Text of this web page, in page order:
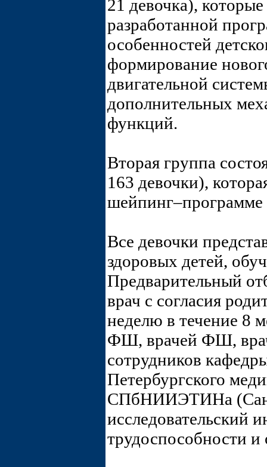
21 девочка),
разработанной
особенностей
формирование
двигательной
дополнительных
функций.
Вторая группа
163 девочки),
шейпинг–программе
Все девочки
здоровых детей,
Предварительный
врач с согласия
неделю в течение 8
ФШ, врачей ФШ,
сотрудников
Петербургского
СПбНИИЭТИНа
исследовательский
трудоспособности и